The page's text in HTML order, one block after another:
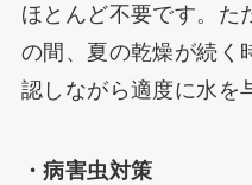
ほとんど不要です。た
の間、夏の乾燥が続く
認しながら適度に水を
・病害虫対策